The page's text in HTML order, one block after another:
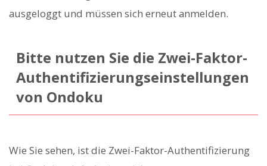
ausgeloggt und müssen sich erneut anmelden.
Bitte nutzen Sie die Zwei-Faktor-
Authentifizierungseinstellungen
von Ondoku
Wie Sie sehen, ist die Zwei-Faktor-Authentifizierung